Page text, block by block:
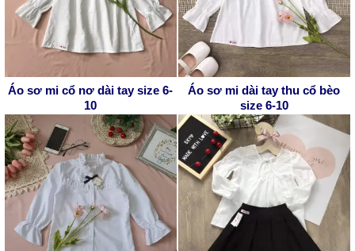
Áo sơ mi cổ nơ dài tay size 6-
10
Áo sơ mi dài tay thu cổ bèo
size 6-10